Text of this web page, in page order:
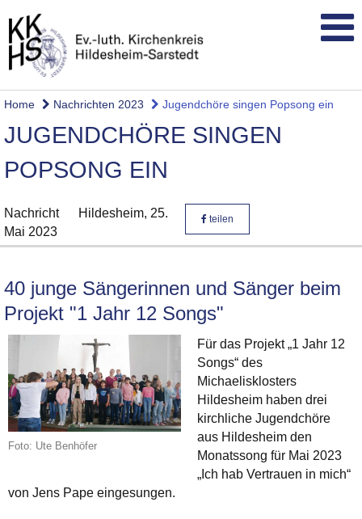
Home Nachrichten 2023 Jugendchöre singen Popsong ein
JUGENDCHÖRE SINGEN
POPSONG EIN
Nachricht Hildesheim, 25.
Mai 2023
teilen
40 junge Sängerinnen und Sänger beim
Projekt "1 Jahr 12 Songs"
Foto: Ute Benhöfer
Für das Projekt „1 Jahr 12
Songs“ des
Michaelisklosters
Hildesheim haben drei
kirchliche Jugendchöre
aus Hildesheim den
Monatssong für Mai 2023
„Ich hab Vertrauen in mich“
von Jens Pape eingesungen.